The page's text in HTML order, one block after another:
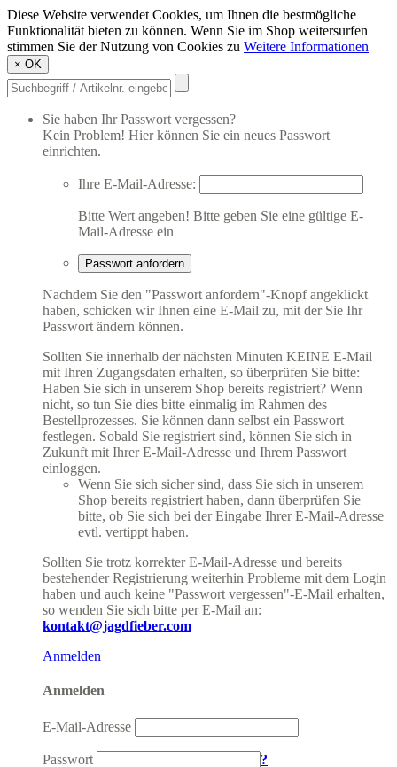
Diese Website verwendet Cookies, um Ihnen die bestmögliche
Funktionalität bieten zu können. Wenn Sie im Shop weitersurfen
stimmen Sie der Nutzung von Cookies zu Weitere Informationen
× OK
Sie haben Ihr Passwort vergessen?
Kein Problem! Hier können Sie ein neues Passwort
einrichten.
Ihre E-Mail-Adresse:
Bitte Wert angeben! Bitte geben Sie eine gültige E-
Mail-Adresse ein
Passwort anfordern
Nachdem Sie den "Passwort anfordern"-Knopf angeklickt
haben, schicken wir Ihnen eine E-Mail zu, mit der Sie Ihr
Passwort ändern können.
Sollten Sie innerhalb der nächsten Minuten KEINE E-Mail
mit Ihren Zugangsdaten erhalten, so überprüfen Sie bitte:
Haben Sie sich in unserem Shop bereits registriert? Wenn
nicht, so tun Sie dies bitte einmalig im Rahmen des
Bestellprozesses. Sie können dann selbst ein Passwort
festlegen. Sobald Sie registriert sind, können Sie sich in
Zukunft mit Ihrer E-Mail-Adresse und Ihrem Passwort
einloggen.
Wenn Sie sich sicher sind, dass Sie sich in unserem
Shop bereits registriert haben, dann überprüfen Sie
bitte, ob Sie sich bei der Eingabe Ihrer E-Mail-Adresse
evtl. vertippt haben.
Sollten Sie trotz korrekter E-Mail-Adresse und bereits
bestehender Registrierung weiterhin Probleme mit dem Login
haben und auch keine "Passwort vergessen"-E-Mail erhalten,
so wenden Sie sich bitte per E-Mail an:
kontakt@jagdfieber.com
Anmelden
Anmelden
E-Mail-Adresse
Passwort ?